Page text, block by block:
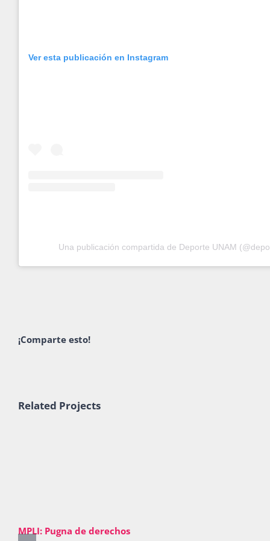
Ver esta publicación en Instagram
Una publicación compartida de Deporte UNAM
¡Comparte esto!
Related Projects
MPLI: Pugna de derechos